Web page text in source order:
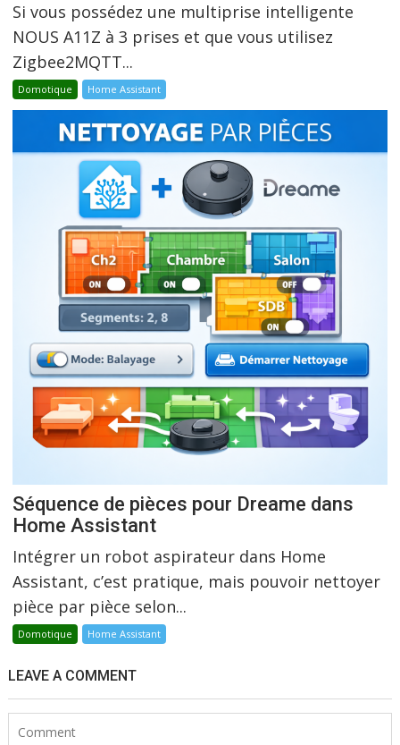
Si vous possédez une multiprise intelligente
NOUS A11Z à 3 prises et que vous utilisez
Zigbee2MQTT...
Domotique Home Assistant
Séquence de pièces pour Dreame dans
Home Assistant
Intégrer un robot aspirateur dans Home
Assistant, c’est pratique, mais pouvoir nettoyer
pièce par pièce selon...
Domotique Home Assistant
LEAVE A COMMENT